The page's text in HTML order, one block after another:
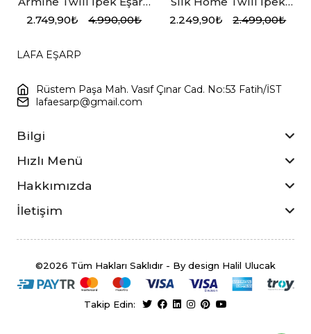
Pudra, Pembe
2.749,90₺ 4.990,00₺
Eşarp 11382-02
2.249,90₺ 2.499,00₺
LAFA EŞARP
Rüstem Paşa Mah. Vasıf Çınar Cad. No:53 Fatih/İST
lafaesarp@gmail.com
Bilgi
Hızlı Menü
Hakkımızda
İletişim
©2026 Tüm Hakları Saklıdır - By design Halil Ulucak
Takip Edin: